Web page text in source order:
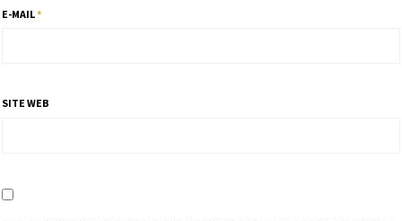
E-MAIL*
SITE WEB